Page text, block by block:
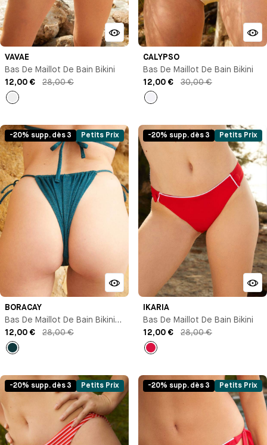
VAVAE
Bas De Maillot De Bain Bikini
12,00 €
28,00 €
CALYPSO
Bas De Maillot De Bain Bikini
12,00 €
30,00 €
-20% supp. dès 3 Petits Prix
BORACAY
Bas De Maillot De Bain Bikini
Brésilien
12,00 € 28,00 €
Vert
-20% supp. dès 3 Petits Prix
IKARIA
Bas De Maillot De Bain Bikini
12,00 €
28,00 €
Rouge
-20% supp. dès 3 Petits Prix -20% supp. dès 3 Petits Prix